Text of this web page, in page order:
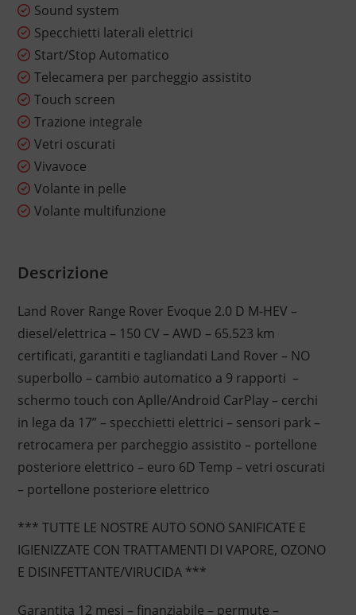
Sound system
Specchietti laterali elettrici
Start/Stop Automatico
Telecamera per parcheggio assistito
Touch screen
Trazione integrale
Vetri oscurati
Vivavoce
Volante in pelle
Volante multifunzione
Descrizione
Land Rover Range Rover Evoque 2.0 D M-HEV –
diesel/elettrica – 150 CV – AWD – 65.523 km
certificati, garantiti e tagliandati Land Rover – NO
superbollo – cambio automatico a 9 rapporti –
schermo touch con Aplle/Android CarPlay – cerchi
in lega da 17” – specchietti elettrici – sensori park –
retrocamera per parcheggio assistito – portellone
posteriore elettrico – euro 6D Temp – vetri oscurati
– portellone posteriore elettrico
*** TUTTE LE NOSTRE AUTO SONO SANIFICATE E
IGIENIZZATE CON TRATTAMENTI DI VAPORE, OZONO
E DISINFETTANTE/VIRUCIDA ***
Garantita 12 mesi – finanziabile – permute –